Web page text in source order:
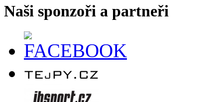
Naši sponzoři a partneři